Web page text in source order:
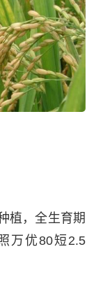
植，全生育期
万优80短2.5